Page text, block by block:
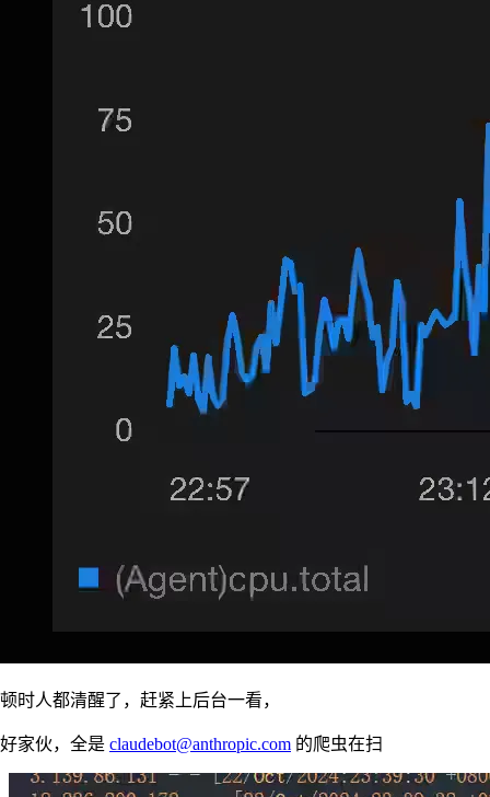
顿时人都清醒了，赶紧上后台一看，
好家伙，全是 claudebot@anthropic.com 的爬虫在扫